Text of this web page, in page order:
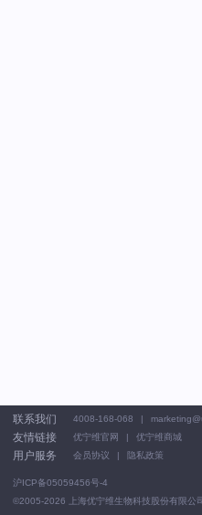
联系我们 4008-168-068
友情链接 优宁维官网 优宁维商城
用户服务 会员协议 隐私政策
沪ICP备05059456号-4
©2005-2026 上海优宁维生物科技股份有限公